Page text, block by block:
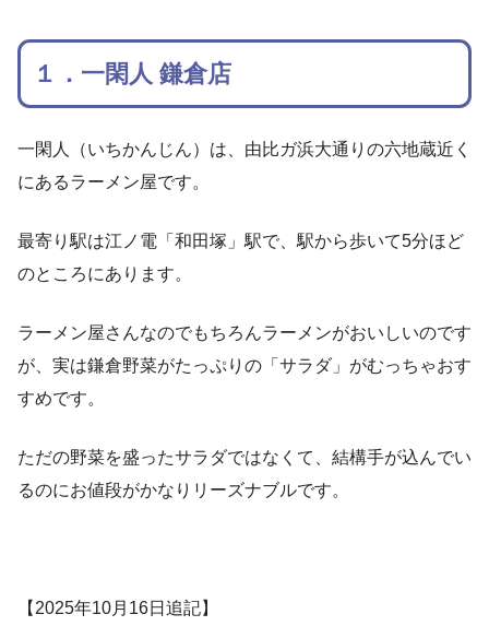
１．一閑人 鎌倉店
一閑人（いちかんじん）は、由比ガ浜大通りの六地蔵近く
にあるラーメン屋です。
最寄り駅は江ノ電「和田塚」駅で、駅から歩いて5分ほど
のところにあります。
ラーメン屋さんなのでもちろんラーメンがおいしいのです
が、実は鎌倉野菜がたっぷりの「サラダ」がむっちゃおす
すめです。
ただの野菜を盛ったサラダではなくて、結構手が込んでい
るのにお値段がかなりリーズナブルです。
【2025年10月16日追記】